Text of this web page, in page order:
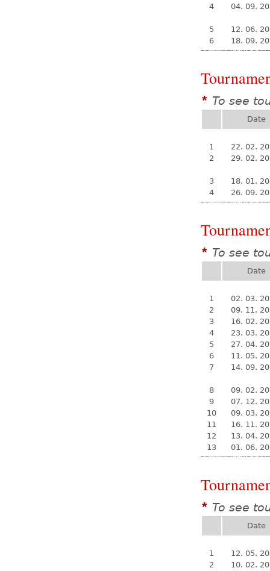
4
04. 09.
5
12. 06.
6
18. 09.
* To see
Date
1
22. 02.
2
29. 02.
3
18. 01.
4
26. 09.
* To see
Date
1
02. 03.
2
09. 11.
3
16. 02.
4
23. 03.
5
27. 04.
6
11. 05.
7
14. 09.
8
09. 02.
9
07. 12.
10
09. 03.
11
16. 11.
12
13. 04.
13
01. 06.
* To see
Date
1
12. 05.
2
10. 02.